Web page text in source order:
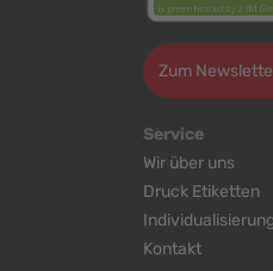
Zum
Service
Wir über uns
Druck Etiketten
Individualisierung
Kontakt